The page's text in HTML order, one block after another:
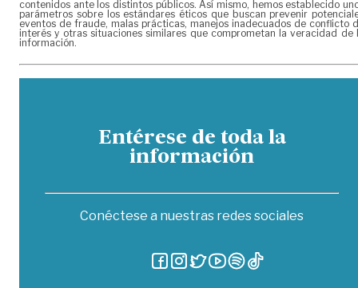
contenidos ante los distintos públicos. Así mismo, hemos establecido
parámetros sobre los estándares éticos que buscan prevenir
eventos de fraude, malas prácticas, manejos inadecuados de conflicto
interés y otras situaciones similares que comprometan la veracidad de
información.
Entérese de toda la
información
Conéctese a nuestras redes sociales